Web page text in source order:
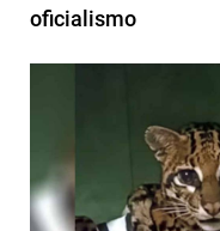
oficialismo